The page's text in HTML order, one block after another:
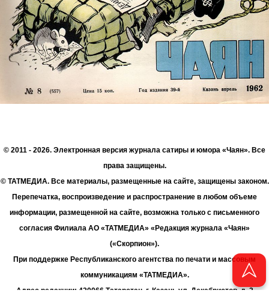
© 2011 - 2026. Электронная версия журнала сатиры и юмора «Чаян». Все
права защищены.
© ТАТМЕДИА. Все материалы, размещенные на сайте, защищены законом.
Перепечатка, воспроизведение и распространение в любом объеме
информации, размещенной на сайте, возможна только с письменного
согласия Филиала АО «ТАТМЕДИА» «Редакция журнала «Чаян»
(«Скорпион»).
При поддержке Республиканского агентства по печати и массовым
коммуникациям «ТАТМЕДИА».
Адрес редакции: 420066 Татарстан, г. Казань ул. Декабристов, д. 2